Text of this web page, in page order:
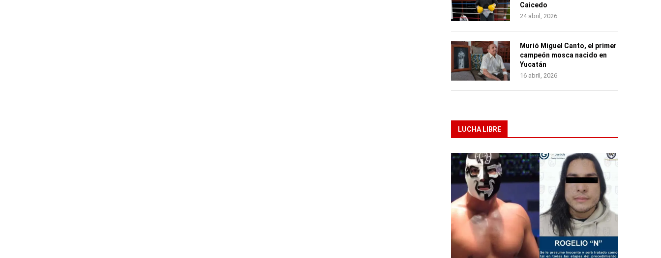
Caicedo
24 abril, 2026
Murió Miguel Canto, el primer
campeón mosca nacido en
Yucatán
16 abril, 2026
LUCHA LIBRE